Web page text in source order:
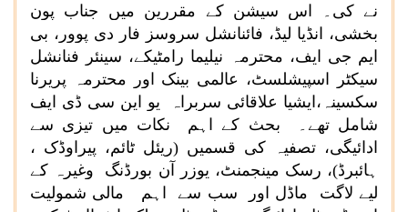
نے کی۔ اس سیشن کے مقررین میں جناب پون
بخشی، انڈیا لیڈ، فائنانشل سروسز فار دی پوور، بی
ایم جی ایف، محترمہ نیلیما رامٹیکے، سینئر فنانشل
سیکٹر اسپیشلسٹ، عالمی بینک اور محترمہ پریرنا
سکسینہ،ایشیا علاقائی سربراہ یو این سی ڈی ایف
شامل تھے۔ بحث کے اہم نکات میں تیزی سے
ادائیگی، تصفیہ کی قسمیں (ریئل ٹائم، پیراوڈک ،
ہائبرڈ)، رسک مینجمنٹ، یوزر آن بورڈنگ وغیرہ کے
لیے لاگت ماڈل اور سب سے اہم مالی شمولیت